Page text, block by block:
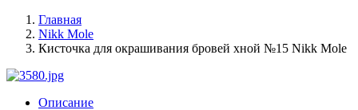
Главная
Nikk Mole
Кисточка для окрашивания бровей хной №15 Nikk Mole
Описание